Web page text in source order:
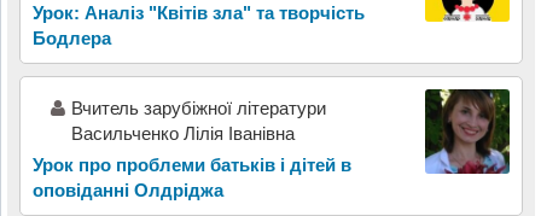
Урок: Аналіз "Квітів зла" та творчість
Бодлера
Вчитель зарубіжної літератури
Васильченко Лілія Іванівна
Урок про проблеми батьків і дітей в
оповіданні Олдріджа